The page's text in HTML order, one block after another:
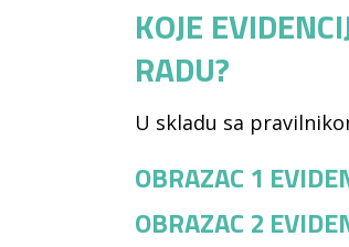
KOJE
RADU?
U skladu sa
OBRAZAC 1
OBRAZAC 2